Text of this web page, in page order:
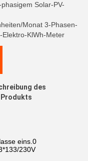
Solar-PV-
Monat 3-Phasen-
Elektro-KlWh-Meter
des
Produkts
eins.0
230V